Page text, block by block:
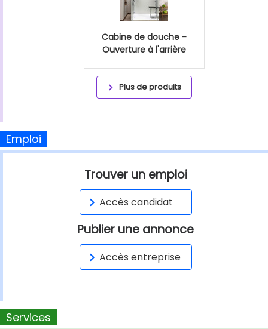
Cabine de douche -
Ouverture à l'arrière
Plus de produits
Emploi
Trouver un emploi
Accès candidat
Publier une annonce
Accès entreprise
Services